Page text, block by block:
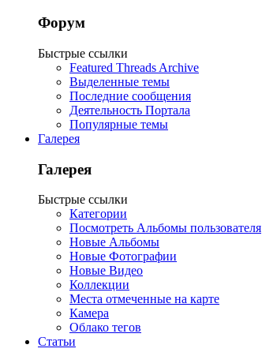
Форум
Быстрые ссылки
Featured Threads Archive
Выделенные темы
Последние сообщения
Деятельность Портала
Популярные темы
Галерея
Галерея
Быстрые ссылки
Категории
Посмотреть Альбомы пользователя
Новые Альбомы
Новые Фотографии
Новые Видео
Коллекции
Места отмеченные на карте
Камера
Облако тегов
Статьи